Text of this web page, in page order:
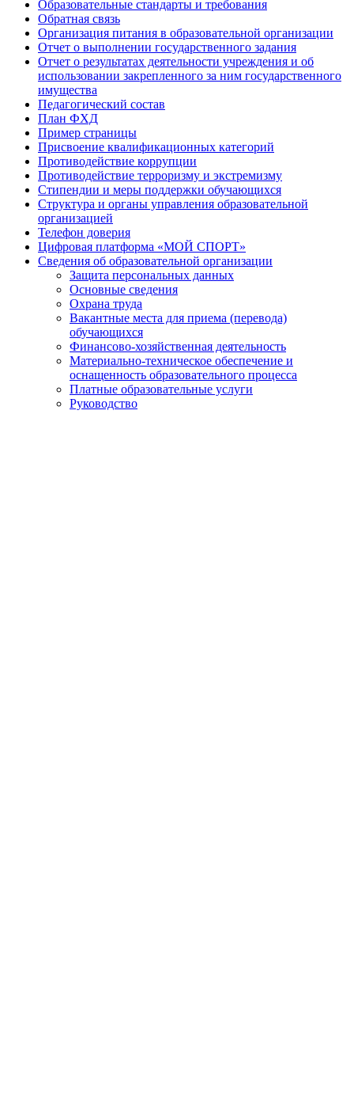
Образовательные стандарты и требования
Обратная связь
Организация питания в образовательной организации
Отчет о выполнении государственного задания
Отчет о результатах деятельности учреждения и об
использовании закрепленного за ним государственного
имущества
Педагогический состав
План ФХД
Пример страницы
Присвоение квалификационных категорий
Противодействие коррупции
Противодействие терроризму и экстремизму
Стипендии и меры поддержки обучающихся
Структура и органы управления образовательной
организацией
Телефон доверия
Цифровая платформа «МОЙ СПОРТ»
Сведения об образовательной организации
Защита персональных данных
Основные сведения
Охрана труда
Вакантные места для приема (перевода)
обучающихся
Финансово-хозяйственная деятельность
Материально-техническое обеспечение и
оснащенность образовательного процесса
Платные образовательные услуги
Руководство